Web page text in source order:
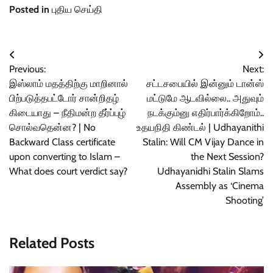
Posted in புதிய செய்தி
Post
navigation
Previous:
இஸ்லாம் மதத்திற்கு மாறினால்
பிற்படுத்தபட்டோர் சான்றிதழ்
கிடையாது – நீதிமன்ற தீர்ப்புழ்
சொல்வதென்ன? | No
Backward Class certificate
upon converting to Islam –
What does court verdict say?
Next:
சட்டசபையில் இன்னும் டான்ஸ்
மட்டுமே ஆடவில்லை.. அதுவும்
நடக்கும்னு எதிர்பார்க்கிறோம்..
உதயநிதி கிண்டல் | Udhayanithi
Stalin: Will CM Vijay Dance in
the Next Session?
Udhayanidhi Stalin Slams
Assembly as ‘Cinema
Shooting’
Related Posts